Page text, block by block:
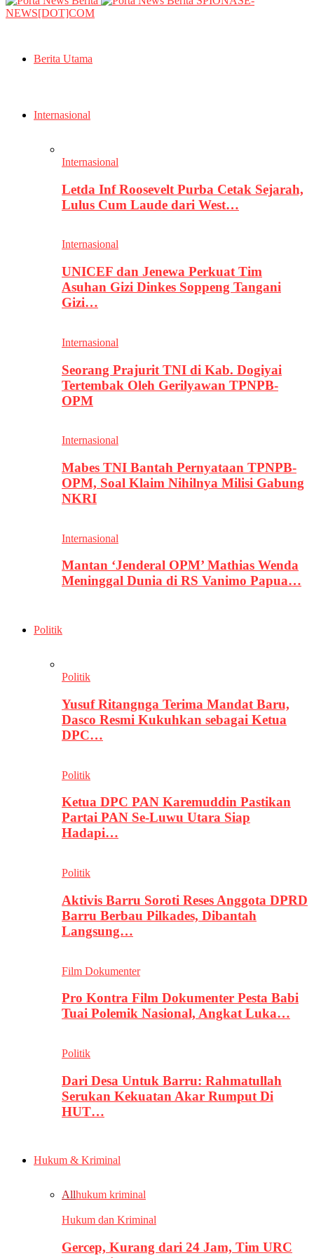
NEWS[DOT]COM
Berita Utama
Internasional
Internasional
Letda Inf Roosevelt Purba Cetak Sejarah,
Lulus Cum Laude dari West…
Internasional
UNICEF dan Jenewa Perkuat Tim
Asuhan Gizi Dinkes Soppeng Tangani
Gizi…
Internasional
Seorang Prajurit TNI di Kab. Dogiyai
Tertembak Oleh Gerilyawan TPNPB-
OPM
Internasional
Mabes TNI Bantah Pernyataan TPNPB-
OPM, Soal Klaim Nihilnya Milisi Gabung
NKRI
Internasional
Mantan ‘Jenderal OPM’ Mathias Wenda
Meninggal Dunia di RS Vanimo Papua…
Politik
Politik
Yusuf Ritangnga Terima Mandat Baru,
Dasco Resmi Kukuhkan sebagai Ketua
DPC…
Politik
Ketua DPC PAN Karemuddin Pastikan
Partai PAN Se-Luwu Utara Siap
Hadapi…
Politik
Aktivis Barru Soroti Reses Anggota DPRD
Barru Berbau Pilkades, Dibantah
Langsung…
Film Dokumenter
Pro Kontra Film Dokumenter Pesta Babi
Tuai Polemik Nasional, Angkat Luka…
Politik
Dari Desa Untuk Barru: Rahmatullah
Serukan Kekuatan Akar Rumput Di
HUT…
Hukum & Kriminal
Allhukum kriminal
Hukum dan Kriminal
Gercep, Kurang dari 24 Jam, Tim URC